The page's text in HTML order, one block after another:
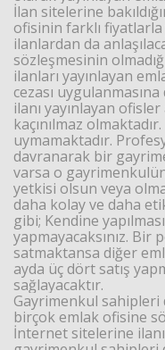
İlan sitelerine
ofisinin farklı fiyatlarla
ilanlardan da
sözleşmesinin
ilanları yayınlayan
cezası
ilanı yayınlayan
kaçınılmaz
uymamaktadır.
davranarak bir
varsa o
yetkisi olsun veya
daha kolay ve daha
gibi; Kendine
yapmayacaksınız.
satmaktansa diğer
ayda üç dört satış
sağlayacaktır.
Gayrimenkul sahipleri
birçok emlak ofisine
İnternet sitelerine